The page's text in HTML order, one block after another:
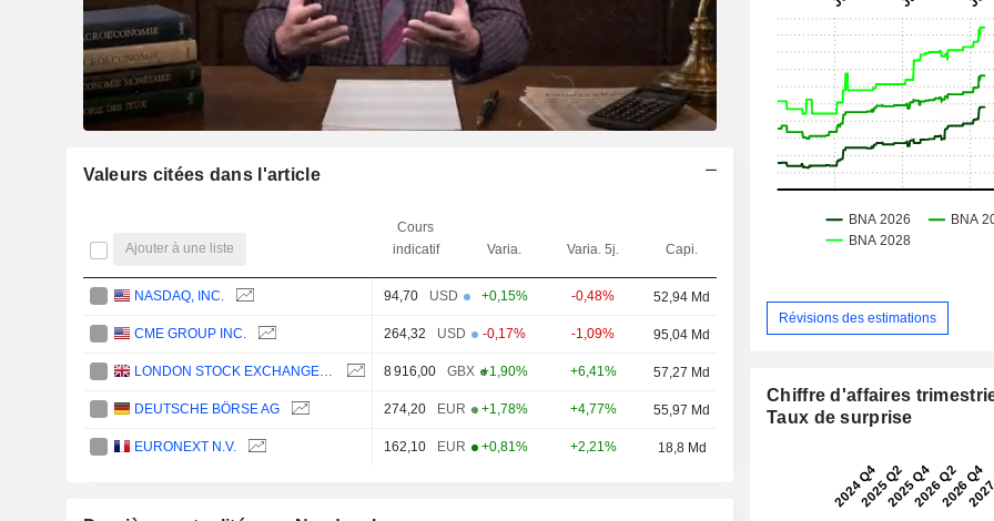
Valeurs citées dans l'article
Ajouter à une liste
Cours
indicatif
Varia. Varia. 5j. Capi.
NASDAQ, INC. 94,70 USD +0,15% -0,48% 52,94 Md
CME GROUP INC. 264,32 USD -0,17% -1,09% 95,04 Md
8 916,00 GBX +1,90% +6,41% 57,27 Md
DEUTSCHE BÖRSE AG 274,20 EUR +1,78% +4,77% 55,97 Md
EURONEXT N.V. 162,10 EUR +0,81% +2,21% 18,8 Md
Révisions des estimations
Chiffre d'affaires
Taux de surprise